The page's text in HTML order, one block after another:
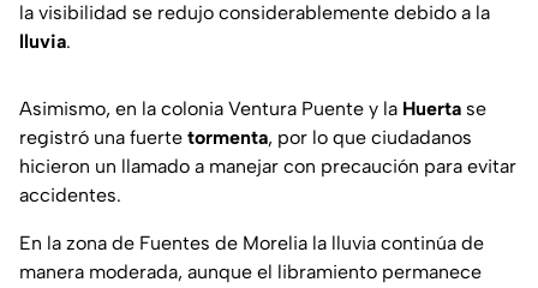
la visibilidad se redujo considerablemente debido a la
lluvia.
Asimismo, en la colonia Ventura Puente y la Huerta se
registró una fuerte tormenta, por lo que ciudadanos
hicieron un llamado a manejar con precaución para evitar
accidentes.
En la zona de Fuentes de Morelia la lluvia continúa de
manera moderada, aunque el libramiento permanece